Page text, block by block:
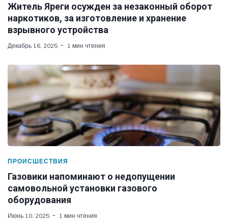
Житель Яреги осужден за незаконный оборот
наркотиков, за изготовление и хранение
взрывного устройства
Декабрь 16, 2025 1 мин чтения
ПРОИСШЕСТВИЯ
Газовики напоминают о недопущении
самовольной установки газового
оборудования
Июнь 10, 2025 1 мин чтения